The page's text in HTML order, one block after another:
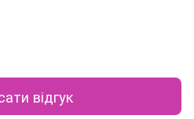
відгук